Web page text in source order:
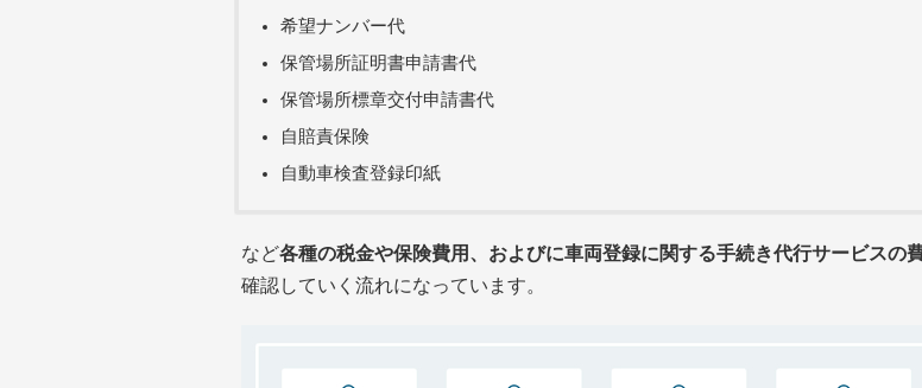
希望ナンバー代
保管場所証明書申請書代
保管場所標章交付申請書代
自賠責保険
自動車検査登録印紙
など各種の税金や保険費用、およびに車両登録に関する手続き代行サービスの
確認していく流れになっています。